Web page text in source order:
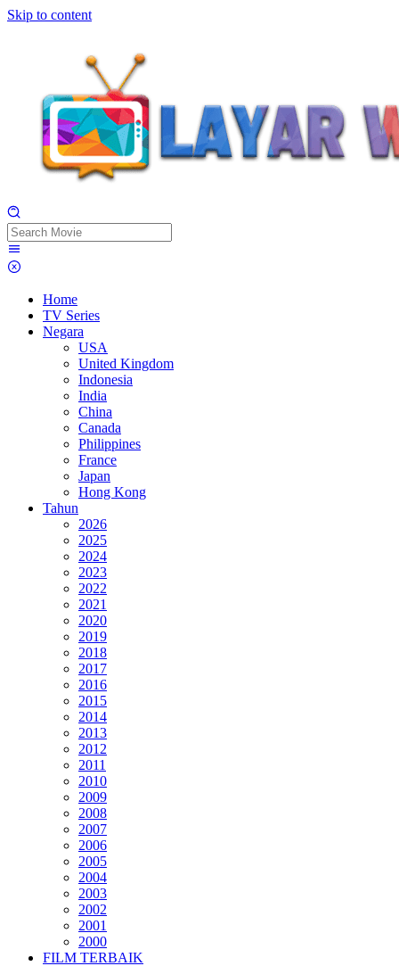
Skip to content
Home
TV Series
Negara
USA
United Kingdom
Indonesia
India
China
Canada
Philippines
France
Japan
Hong Kong
Tahun
2026
2025
2024
2023
2022
2021
2020
2019
2018
2017
2016
2015
2014
2013
2012
2011
2010
2009
2008
2007
2006
2005
2004
2003
2002
2001
2000
FILM TERBAIK